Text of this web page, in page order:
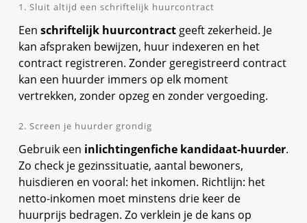
1. Sluit altijd een schriftelijk huurcontract
Een schriftelijk huurcontract geeft zekerheid. Je
kan afspraken bewijzen, huur indexeren en het
contract registreren. Zonder geregistreerd contract
kan een huurder immers op elk moment
vertrekken, zonder opzeg en zonder vergoeding.
2. Screen je huurder grondig
Gebruik een inlichtingenfiche kandidaat-huurder.
Zo check je gezinssituatie, aantal bewoners,
huisdieren en vooral: het inkomen. Richtlijn: het
netto-inkomen moet minstens drie keer de
huurprijs bedragen. Zo verklein je de kans op